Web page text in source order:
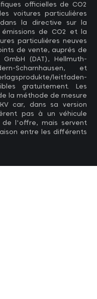
officielles de CO2
voitures particulières
la directive sur la
de CO2 et la
particulières neuves
de vente, auprès de
(DAT), Hellmuth-
Scharnhausen, et
leitfaden-
gratuitement. Les
la méthode de mesure
car, dans sa version
pas à un véhicule
l'offre, mais servent
entre les différents